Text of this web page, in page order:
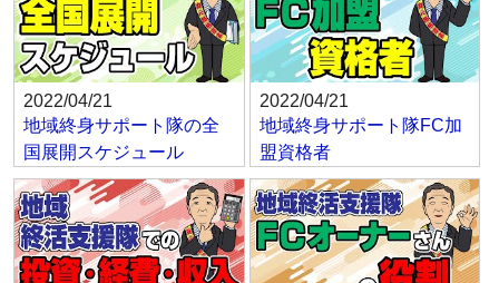
2022/04/21
地域終身サポート隊の全
国展開スケジュール
2022/04/21
地域終身サポート隊FC加
盟資格者